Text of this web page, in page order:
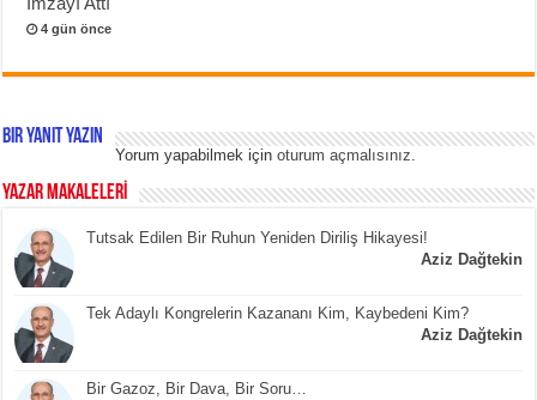
4 gün önce
Bir yanıt yazın
Yorum yapabilmek içinoturum açmalısınız.
YAZAR MAKALELERİ
Tutsak Edilen Bir Ruhun Yeniden Diriliş Hikayesi!
Aziz Dağtekin
Tek Adaylı Kongrelerin Kazananı Kim, Kaybedeni Kim?
Aziz Dağtekin
Bir Gazoz, Bir Dava, Bir Soru…